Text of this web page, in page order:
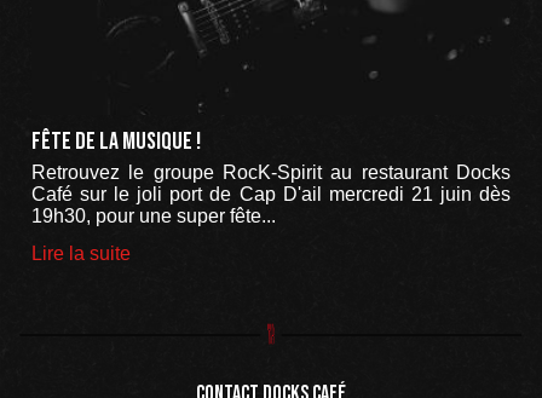
Fête de la musique !
Retrouvez le groupe RocK-Spirit au restaurant Docks
Café sur le joli port de Cap D'ail mercredi 21 juin dès
19h30, pour une super fête...
Lire la suite